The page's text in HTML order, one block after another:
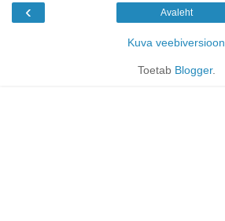
‹ Avaleht
Kuva veebiversioon
Toetab Blogger.